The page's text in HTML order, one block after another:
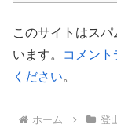
このサイトはス
います。
コメン
ください。
ホーム 登